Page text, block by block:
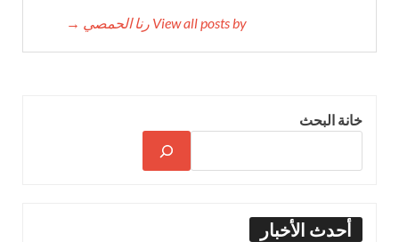
View all posts by رنا الحمصي →
خانة البحث
أحدث الأخبار